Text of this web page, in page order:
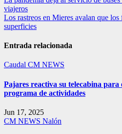
de
entradas
viajeros
Los rastreos en Mieres avalan que
superficies
Entrada relacionada
Caudal CM NEWS
Pajares reactiva su telecabina
programa de actividades
Jun 17, 2025
CM NEWS Nalón